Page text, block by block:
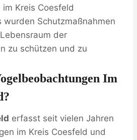
Kreis Coesfeld
wurden Schutzmaßnahmen
der
zu schützen und zu
Im
erfasst seit vielen Jahren
im Kreis Coesfeld und